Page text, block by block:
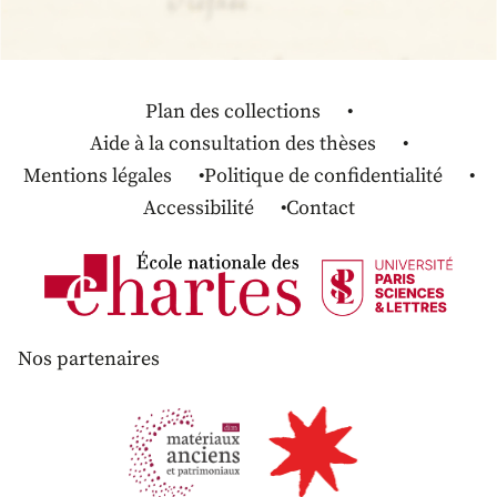
Plan des collections
Aide à la consultation des thèses
Mentions légales
Politique de confidentialité
Accessibilité
Contact
Nos partenaires